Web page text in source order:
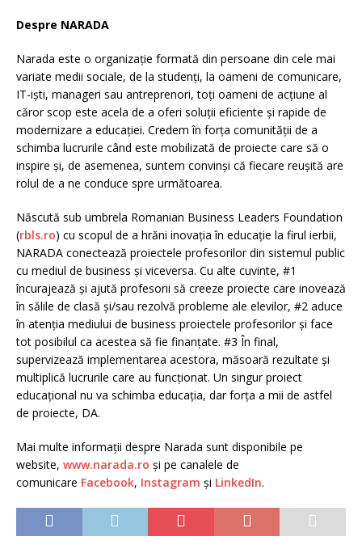
Despre NARADA
Narada este o organizație formată din persoane din cele mai
variate medii sociale, de la studenți, la oameni de comunicare,
IT-iști, manageri sau antreprenori, toți oameni de acțiune al
căror scop este acela de a oferi soluții eficiente și rapide de
modernizare a educației. Credem în forța comunității de a
schimba lucrurile când este mobilizată de proiecte care să o
inspire și, de asemenea, suntem convinși că fiecare reușită are
rolul de a ne conduce spre următoarea.
Născută sub umbrela Romanian Business Leaders Foundation
(rbls.ro) cu scopul de a hrăni inovația în educație la firul ierbii,
NARADA conectează proiectele profesorilor din sistemul public
cu mediul de business și viceversa. Cu alte cuvinte, #1
încurajează și ajută profesorii să creeze proiecte care inovează
în sălile de clasă și/sau rezolvă probleme ale elevilor, #2 aduce
în atenția mediului de business proiectele profesorilor și face
tot posibilul ca acestea să fie finanțate. #3 În final,
supervizează implementarea acestora, măsoară rezultate și
multiplică lucrurile care au funcționat. Un singur proiect
educațional nu va schimba educația, dar forța a mii de astfel
de proiecte, DA.
Mai multe informații despre Narada sunt disponibile pe
website, www.narada.ro și pe canalele de
comunicare Facebook, Instagram și LinkedIn.